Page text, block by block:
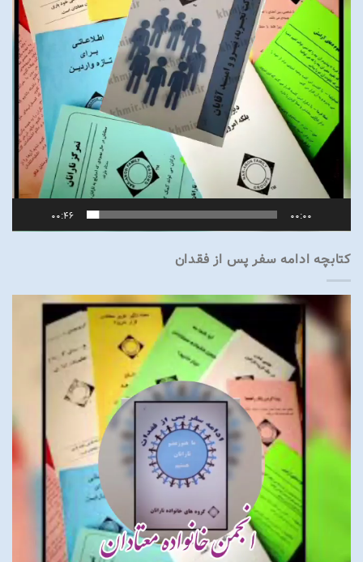
00:00
00:46
کتابچه ادامه سفر پس از فقدان
نمایشگر
ویدیو